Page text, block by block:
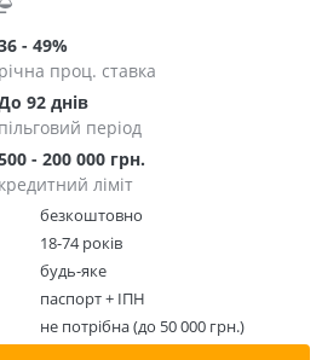
- 49%
річна проц. ставка
92 днів
пільговий період
- 200 000 грн.
кредитний ліміт
безкоштовно
18-74 років
будь-яке
паспорт + ІПН
не потрібна (до 50 000 грн.)